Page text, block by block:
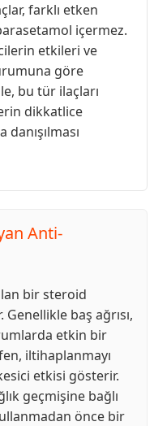
farklı etken
içermez.
etkileri ve
göre
bu tür ilaçları
dikkatlice
Anti-
bir steroid
baş ağrısı,
etkin bir
iltihaplanmayı
etkisi gösterir.
geçmişine bağlı
önce bir